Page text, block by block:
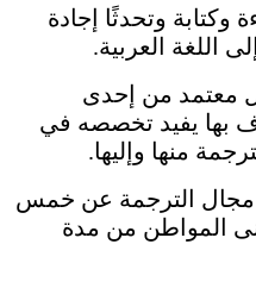
وكتابة وتحدثًا إجادة
اللغة العربية.
معتمد من إحدى
بها يفيد تخصصه في
منها وإليها.
مجال الترجمة عن خمس
المواطن من مدة